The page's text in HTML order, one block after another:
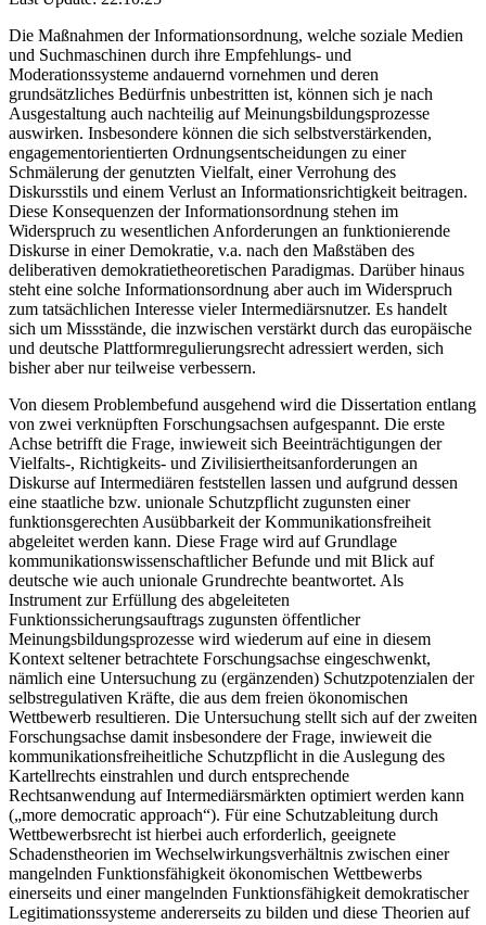
Die Maßnahmen der Informationsordnung, welche soziale Medien
und Suchmaschinen durch ihre Empfehlungs- und
Moderationssysteme andauernd vornehmen und deren
grundsätzliches Bedürfnis unbestritten ist, können sich je nach
Ausgestaltung auch nachteilig auf Meinungsbildungsprozesse
auswirken. Insbesondere können die sich selbstverstärkenden,
engagementorientierten Ordnungsentscheidungen zu einer
Schmälerung der genutzten Vielfalt, einer Verrohung des
Diskursstils und einem Verlust an Informationsrichtigkeit beitragen.
Diese Konsequenzen der Informationsordnung stehen im
Widerspruch zu wesentlichen Anforderungen an funktionierende
Diskurse in einer Demokratie, v.a. nach den Maßstäben des
deliberativen demokratietheoretischen Paradigmas. Darüber hinaus
steht eine solche Informationsordnung aber auch im Widerspruch
zum tatsächlichen Interesse vieler Intermediärsnutzer. Es handelt
sich um Missstände, die inzwischen verstärkt durch das europäische
und deutsche Plattformregulierungsrecht adressiert werden, sich
bisher aber nur teilweise verbessern.
Von diesem Problembefund ausgehend wird die Dissertation entlang
von zwei verknüpften Forschungsachsen aufgespannt. Die erste
Achse betrifft die Frage, inwieweit sich Beeinträchtigungen der
Vielfalts-, Richtigkeits- und Zivilisiertheitsanforderungen an
Diskurse auf Intermediären feststellen lassen und aufgrund dessen
eine staatliche bzw. unionale Schutzpflicht zugunsten einer
funktionsgerechten Ausübbarkeit der Kommunikationsfreiheit
abgeleitet werden kann. Diese Frage wird auf Grundlage
kommunikationswissenschaftlicher Befunde und mit Blick auf
deutsche wie auch unionale Grundrechte beantwortet. Als
Instrument zur Erfüllung des abgeleiteten
Funktionssicherungsauftrags zugunsten öffentlicher
Meinungsbildungsprozesse wird wiederum auf eine in diesem
Kontext seltener betrachtete Forschungsachse eingeschwenkt,
nämlich eine Untersuchung zu (ergänzenden) Schutzpotenzialen der
selbstregulativen Kräfte, die aus dem freien ökonomischen
Wettbewerb resultieren. Die Untersuchung stellt sich auf der zweiten
Forschungsachse damit insbesondere der Frage, inwieweit die
kommunikationsfreiheitliche Schutzpflicht in die Auslegung des
Kartellrechts einstrahlen und durch entsprechende
Rechtsanwendung auf Intermediärsmärkten optimiert werden kann
(„more democratic approach“). Für eine Schutzableitung durch
Wettbewerbsrecht ist hierbei auch erforderlich, geeignete
Schadenstheorien im Wechselwirkungsverhältnis zwischen einer
mangelnden Funktionsfähigkeit ökonomischen Wettbewerbs
einerseits und einer mangelnden Funktionsfähigkeit demokratischer
Legitimationssysteme andererseits zu bilden und diese Theorien auf